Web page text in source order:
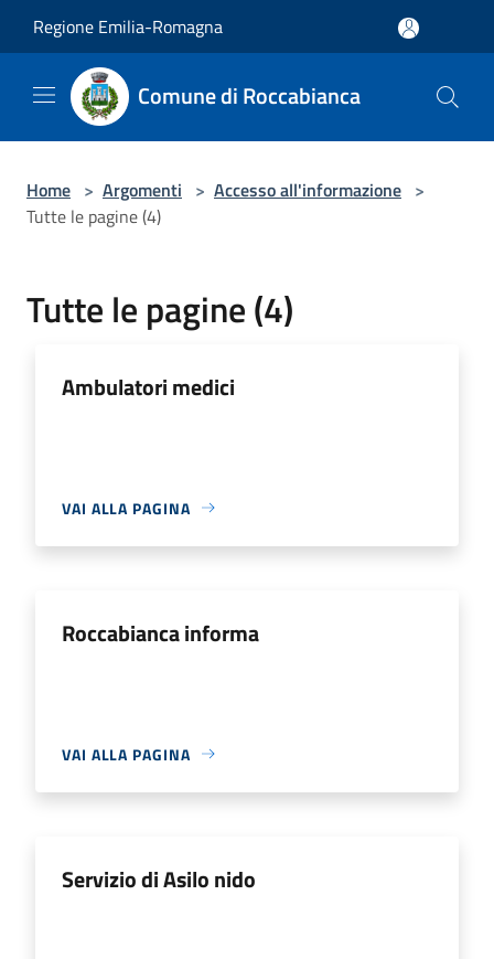
Regione Emilia-Romagna
Comune di Roccabianca
Home > Argomenti > Accesso all'informazione >
Tutte le pagine (4)
Tutte le pagine (4)
Ambulatori medici
VAI ALLA PAGINA
Roccabianca informa
VAI ALLA PAGINA
Servizio di Asilo nido